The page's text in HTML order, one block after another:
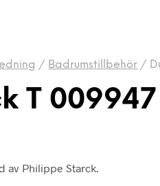
/ Badrumstillbehör /
T 009947
av Philippe Starck.